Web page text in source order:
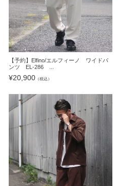
【予約】Elfino/エルフィーノ ワイドパ
ンツ EL-286 ...
¥20,900（税込）